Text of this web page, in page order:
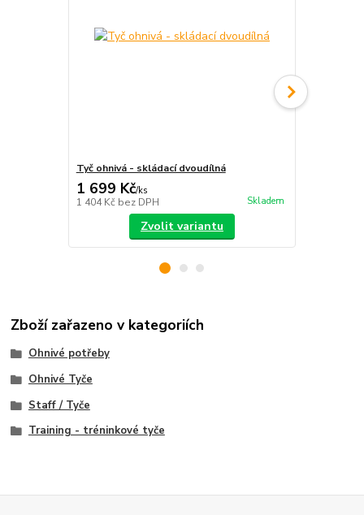
Tyč ohnivá - skládací dvoudílná
1 699 Kč/ks
1 404 Kč bez DPH Skladem
Zvolit variantu
Zboží zařazeno v kategoriích
Ohnivé potřeby
Ohnivé Tyče
Staff / Tyče
Training - tréninkové tyče